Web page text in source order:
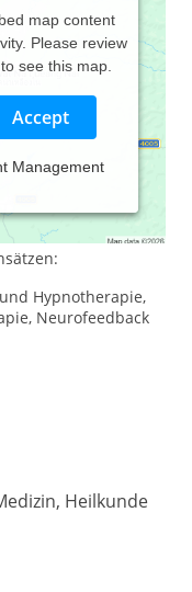
map content
Please review
see this map.
Accept
Management
er auch
Weg
ein breites
Hypnotherapie,
Neurofeedback
Heilkunde